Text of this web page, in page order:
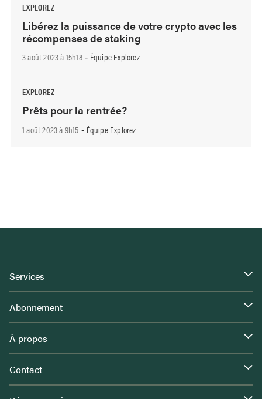
EXPLOREZ
Libérez la puissance de votre crypto avec les
récompenses de staking
3 août 2023 à 15h18- Équipe Explorez
EXPLOREZ
Prêts pour la rentrée?
1 août 2023 à 9h15 - Équipe Explorez
Services
Abonnement
À propos
Contact